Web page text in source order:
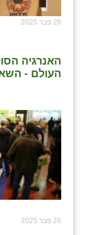
26 פבר 2025
האנרגיה
העולם -
26 פבר 2025